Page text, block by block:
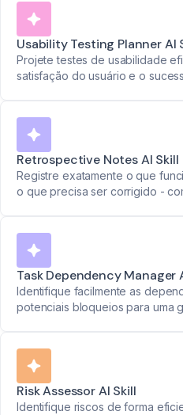
Usability Testing Planner AI
Projete testes de usabilidade
satisfação do usuário e o
Retrospective Notes AI Skill
Registre exatamente o que
o que precisa ser corrigido -
Task Dependency Manager
Identifique facilmente as
potenciais bloqueios para uma
Risk Assessor AI Skill
Identifique riscos de forma